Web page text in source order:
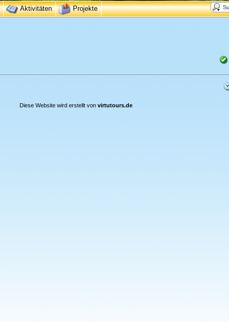
Aktivitäten Projekte
Diese Website wird erstellt von virtutours.de